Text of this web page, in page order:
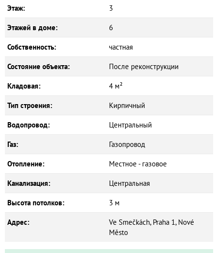
Этаж: 3
Этажей в доме: 6
Собственность: частная
Состояние объекта: После реконструкции
Кладовая: 4 м²
Тип строения: Кирпичный
Водопровод: Центральный
Газ: Газопровод
Отопление: Местное - газовое
Канализация: Центральная
Высота потолков: 3 м
Адрес:
Ve Smečkách, Praha 1, Nové
Město